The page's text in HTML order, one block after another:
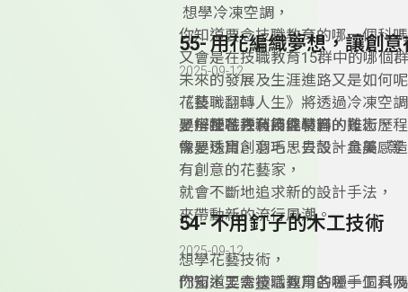
想學冷凍空調，
你知道要念技職教育的哪一個科
又會是在技職教育15群中的哪個
未來的發展及生涯進路又是如何呢
《技職翻轉人生》將透過冷凍空
了解技職教育技能學習的難忘歷程
55- 用花編織夢想，讓創
2025-09-12
花藝，
是一種花卉利用與裝飾的技術，
要搭配各種裝飾性材料，
像是珠寶、羽毛、貝殼、金屬...等
需要透用創意巧思去設計具美感
有創意的花藝家，
就會不斷地追求新的設計手法，
來帶動新的流行風潮。
想學花藝技術，
你知道要念技職教育的哪一個科
54- 不用釘子的木工技術
2025-09-12
門窗木工需靈活運用各種手工具及